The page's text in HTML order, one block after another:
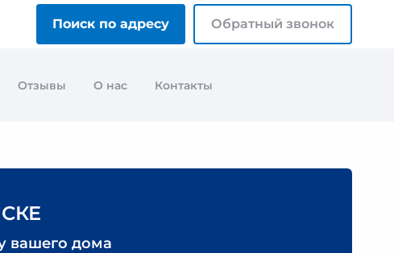
Поиск по адресу Обратный звонок
Отзывы О нас Контакты
вашего дома